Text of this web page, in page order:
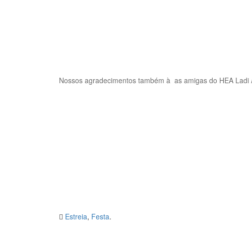
Nossos agradecimentos também à as amigas do HEA Ladi
Estreia, Festa.